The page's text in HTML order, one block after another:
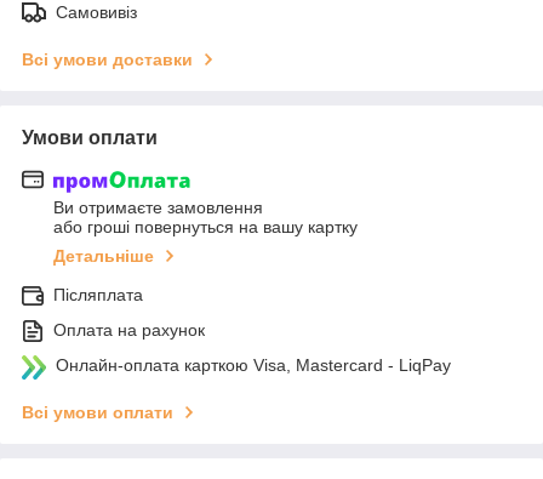
Самовивіз
Всі умови доставки
Умови оплати
Ви отримаєте замовлення
або гроші повернуться на вашу картку
Детальніше
Післяплата
Оплата на рахунок
Онлайн-оплата карткою Visa, Mastercard - LiqPay
Всі умови оплати